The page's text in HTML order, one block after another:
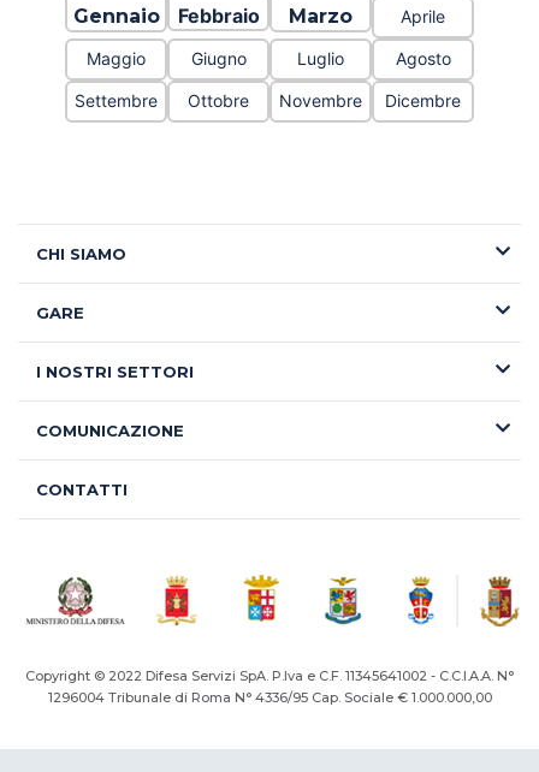
Gennaio Febbraio Marzo Aprile
Maggio Giugno Luglio Agosto
Settembre Ottobre Novembre Dicembre
CHI SIAMO
GARE
I NOSTRI SETTORI
COMUNICAZIONE
CONTATTI
Copyright © 2022 Difesa Servizi SpA. P.Iva e C.F. 11345641002 - C.C.I.A.A. N°
1296004Tribunale di Roma N° 4336/95 Cap. Sociale € 1.000.000,00